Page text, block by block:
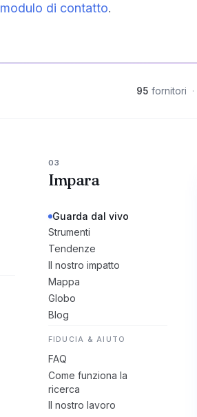
modulo di contatto.
95 fornitori ·
03
Impara
Guarda dal vivo
Strumenti
Tendenze
Il nostro impatto
Mappa
Globo
Blog
FIDUCIA & AIUTO
FAQ
Come funziona la
ricerca
Il nostro lavoro